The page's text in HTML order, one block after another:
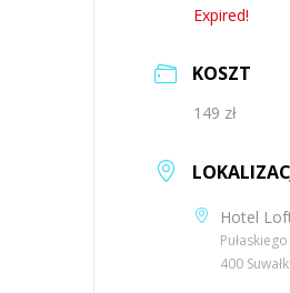
Expired!
KOSZT
149 zł
Hotel
400 Suwałki